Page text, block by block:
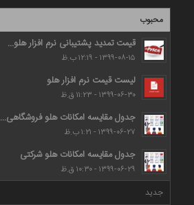
محبوب
قیمت تمدید پشتیبانی نرم افزار هلو...
۱۳۹۹-۰۸-۱۵ - ۱۲:۱۹ ب.ظ
لیست قیمت نرم افزار هلو
۱۳۹۹-۰۶-۳۰ - ۱۱:۲۳ ق.ظ
جدول مقایسه امکانات هلو فروشگاهی...
۱۳۹۹-۰۶-۲۷ - ۱:۲۱ ب.ظ
جدول مقایسه امکانات هلو شرکتی
۱۳۹۹-۰۶-۲۹ - ۱۰:۳۰ ق.ظ
جدید